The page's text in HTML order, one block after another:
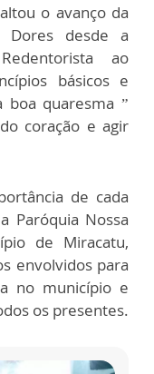
o avanço da
Dores desde a
ao
básicos e
quaresma ”
coração e agir
de cada
Paróquia Nossa
de Miracatu,
envolvidos para
no município e
os presentes.